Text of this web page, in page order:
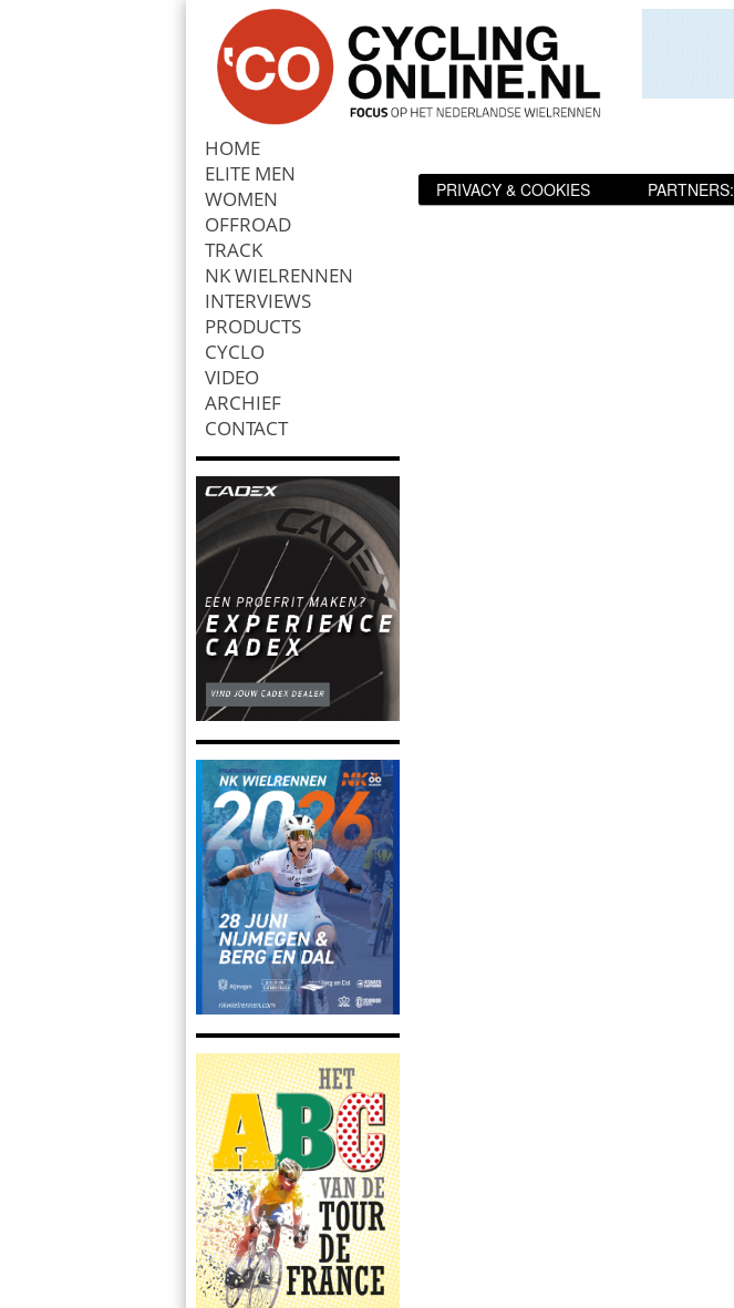
HOME
ELITE MEN
WOMEN
OFFROAD
TRACK
NK WIELRENNEN
INTERVIEWS
PRODUCTS
CYCLO
VIDEO
ARCHIEF
CONTACT
Zoek PRIVACY & COOKIES PARTNERS: